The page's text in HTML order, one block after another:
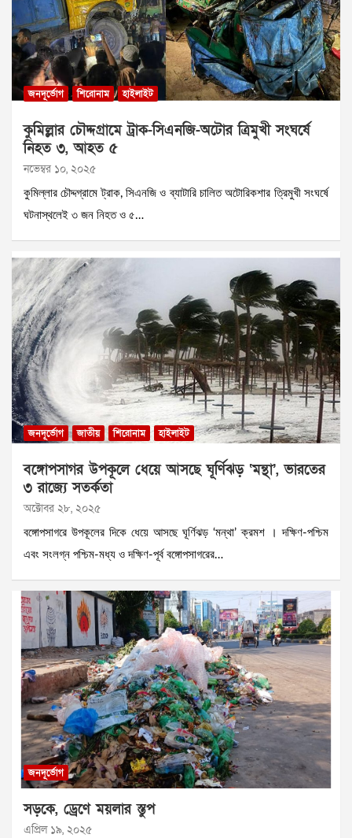
জনদূর্ভোগ শিরোনাম হাইলাইট
কুমিল্লার চৌদ্দগ্রামে ট্রাক-সিএনজি-অটোর ত্রিমুখী সংঘর্ষে
নিহত ৩, আহত ৫
নভেম্বর ১০, ২০২৫
কুমিল্লার চৌদ্দগ্রামে ট্রাক, সিএনজি ও ব্যাটারি চালিত অটোরিকশার ত্রিমুখী সংঘর্ষে
ঘটনাস্থলেই ৩ জন নিহত ও ৫…
জনদূর্ভোগ জাতীয় শিরোনাম হাইলাইট
বঙ্গোপসাগর উপকূলে ধেয়ে আসছে ঘূর্ণিঝড় ‘মন্থা’, ভারতের
৩ রাজ্যে সতর্কতা
অক্টোবর ২৮, ২০২৫
বঙ্গোপসাগরে উপকূলের দিকে ধেয়ে আসছে ঘূর্ণিঝড় ‘মন্থা’ ক্রমশ । দক্ষিণ-পশ্চিম
এবং সংলগ্ন পশ্চিম-মধ্য ও দক্ষিণ-পূর্ব বঙ্গোপসাগরের…
জনদূর্ভোগ
সড়কে, ড্রেণে ময়লার স্তুপ
এপ্রিল ১৯, ২০২৫